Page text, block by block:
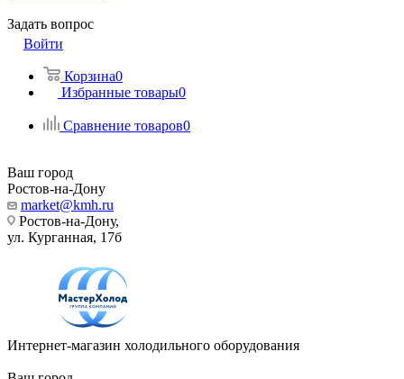
Задать вопрос
Войти
Корзина0
Избранные товары0
Сравнение товаров0
Ваш город
Ростов-на-Дону
market@kmh.ru
Ростов-на-Дону,
ул. Курганная, 17б
Интернет-магазин холодильного оборудования